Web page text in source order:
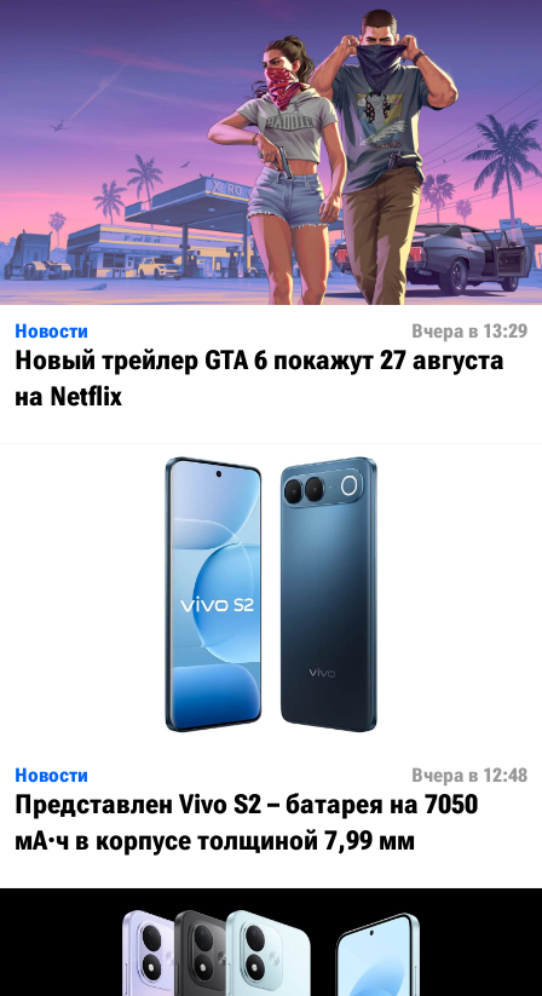
Новости Вчера в 13:29
Новый трейлер GTA 6 покажут 27 августа
на Netflix
Новости Вчера в 12:48
Представлен Vivo S2 – батарея на 7050
мА·ч в корпусе толщиной 7,99 мм